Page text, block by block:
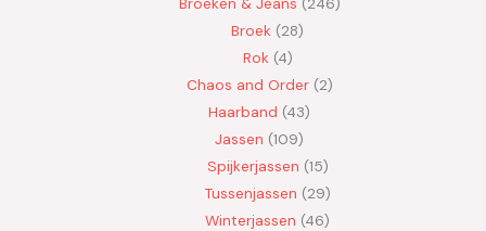
Broek 28
Rok 4
Chaos and Order 2
Haarband 43
Jassen 109
Spijkerjassen 15
Tussenjassen 29
Winterjassen 46